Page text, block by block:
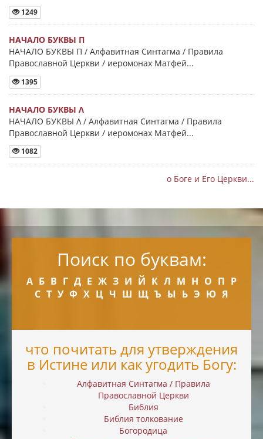
1249
НАЧАЛО БУКВЫ Π
НАЧАЛО БУКВЫ Π / Алфавитная Синтагма / Правила
Православной Церкви / иеромонах Матфей...
1395
НАЧАЛО БУКВЫ Λ
НАЧАЛО БУКВЫ Λ / Алфавитная Синтагма / Правила
Православной Церкви / иеромонах Матфей...
1082
о Боге и Его Церкви...
Поиск по буквам:
А Б В Г Д Е Ж З И Й К Л М Н О П Р
С Т У Ф Х Ц Ч Ш Щ Ъ Ы Ь Э Ю Я
что почитать для утверждения
в Истине или как угодить Богу:
Алфавитная Синтагма / Правила
Православной Церкви
Библия
Библия толкование
Богородица